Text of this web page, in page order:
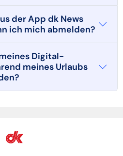
der App dk News
ich mich abmelden?
Digital-
meines Urlaubs